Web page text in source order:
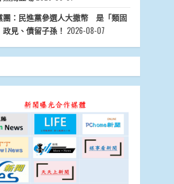
團：民進黨參選人大撒幣 是「類固
見、債留子孫！ 2026-08-07